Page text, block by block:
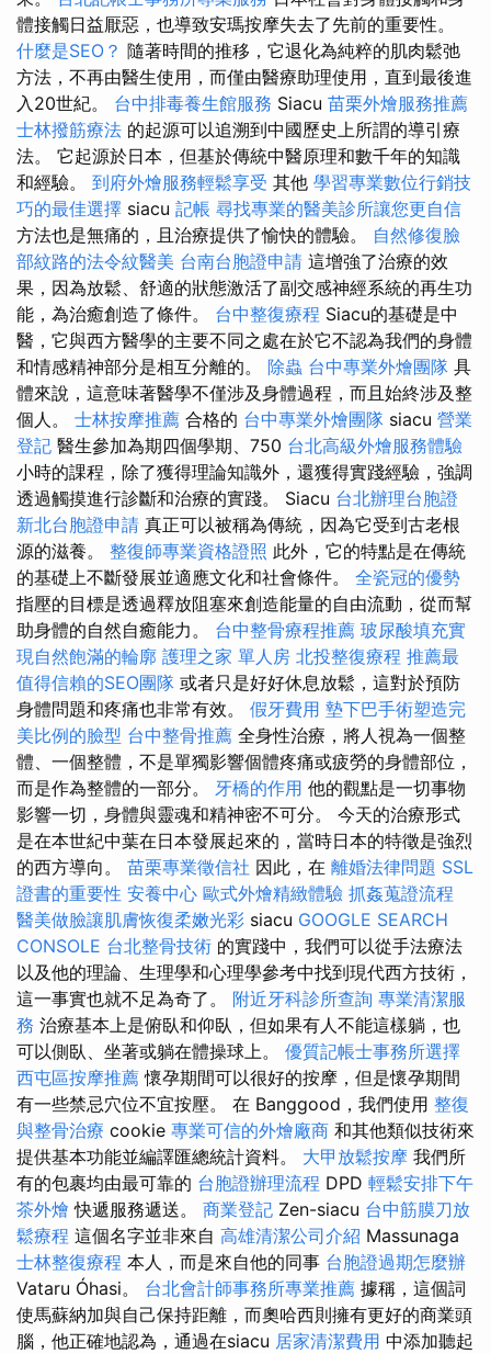
體接觸日益厭惡，也導致安瑪按摩失去了先前的重要性。
什麼是SEO？ 隨著時間的推移，它退化為純粹的肌肉鬆弛
方法，不再由醫生使用，而僅由醫療助理使用，直到最後進
入20世紀。 台中排毒養生館服務 Siacu 苗栗外燴服務推薦
士林撥筋療法 的起源可以追溯到中國歷史上所謂的導引療
法。 它起源於日本，但基於傳統中醫原理和數千年的知識
和經驗。 到府外燴服務輕鬆享受 其他 學習專業數位行銷技
巧的最佳選擇 siacu 記帳 尋找專業的醫美診所讓您更自信
方法也是無痛的，且治療提供了愉快的體驗。 自然修復臉
部紋路的法令紋醫美 台南台胞證申請 這增強了治療的效
果，因為放鬆、舒適的狀態激活了副交感神經系統的再生功
能，為治癒創造了條件。 台中整復療程 Siacu的基礎是中
醫，它與西方醫學的主要不同之處在於它不認為我們的身體
和情感精神部分是相互分離的。 除蟲 台中專業外燴團隊 具
體來說，這意味著醫學不僅涉及身體過程，而且始終涉及整
個人。 士林按摩推薦 合格的 台中專業外燴團隊 siacu 營業
登記 醫生參加為期四個學期、750 台北高級外燴服務體驗
小時的課程，除了獲得理論知識外，還獲得實踐經驗，強調
透過觸摸進行診斷和治療的實踐。 Siacu 台北辦理台胞證
新北台胞證申請 真正可以被稱為傳統，因為它受到古老根
源的滋養。 整復師專業資格證照 此外，它的特點是在傳統
的基礎上不斷發展並適應文化和社會條件。 全瓷冠的優勢
指壓的目標是透過釋放阻塞來創造能量的自由流動，從而幫
助身體的自然自癒能力。 台中整骨療程推薦 玻尿酸填充實
現自然飽滿的輪廓 護理之家 單人房 北投整復療程 推薦最
值得信賴的SEO團隊 或者只是好好休息放鬆，這對於預防
身體問題和疼痛也非常有效。 假牙費用 墊下巴手術塑造完
美比例的臉型 台中整骨推薦 全身性治療，將人視為一個整
體、一個整體，不是單獨影響個體疼痛或疲勞的身體部位，
而是作為整體的一部分。 牙橋的作用 他的觀點是一切事物
影響一切，身體與靈魂和精神密不可分。 今天的治療形式
是在本世紀中葉在日本發展起來的，當時日本的特徵是強烈
的西方導向。 苗栗專業徵信社 因此，在 離婚法律問題 SSL
證書的重要性 安養中心 歐式外燴精緻體驗 抓姦蒐證流程
醫美做臉讓肌膚恢復柔嫩光彩 siacu GOOGLE SEARCH
CONSOLE 台北整骨技術 的實踐中，我們可以從手法療法
以及他的理論、生理學和心理學參考中找到現代西方技術，
這一事實也就不足為奇了。 附近牙科診所查詢 專業清潔服
務 治療基本上是俯臥和仰臥，但如果有人不能這樣躺，也
可以側臥、坐著或躺在體操球上。 優質記帳士事務所選擇
西屯區按摩推薦懷孕期間可以很好的按摩，但是懷孕期間
有一些禁忌穴位不宜按壓。 在 Banggood，我們使用 整復
與整骨治療 cookie 專業可信的外燴廠商 和其他類似技術來
提供基本功能並編譯匯總統計資料。 大甲放鬆按摩 我們所
有的包裹均由最可靠的 台胞證辦理流程 DPD 輕鬆安排下午
茶外燴 快遞服務遞送。 商業登記 Zen-siacu 台中筋膜刀放
鬆療程 這個名字並非來自 高雄清潔公司介紹 Massunaga
士林整復療程 本人，而是來自他的同事 台胞證過期怎麼辦
Vataru Óhasi。 台北會計師事務所專業推薦 據稱，這個詞
使馬蘇納加與自己保持距離，而奧哈西則擁有更好的商業頭
腦，他正確地認為，通過在siacu 居家清潔費用 中添加聽起